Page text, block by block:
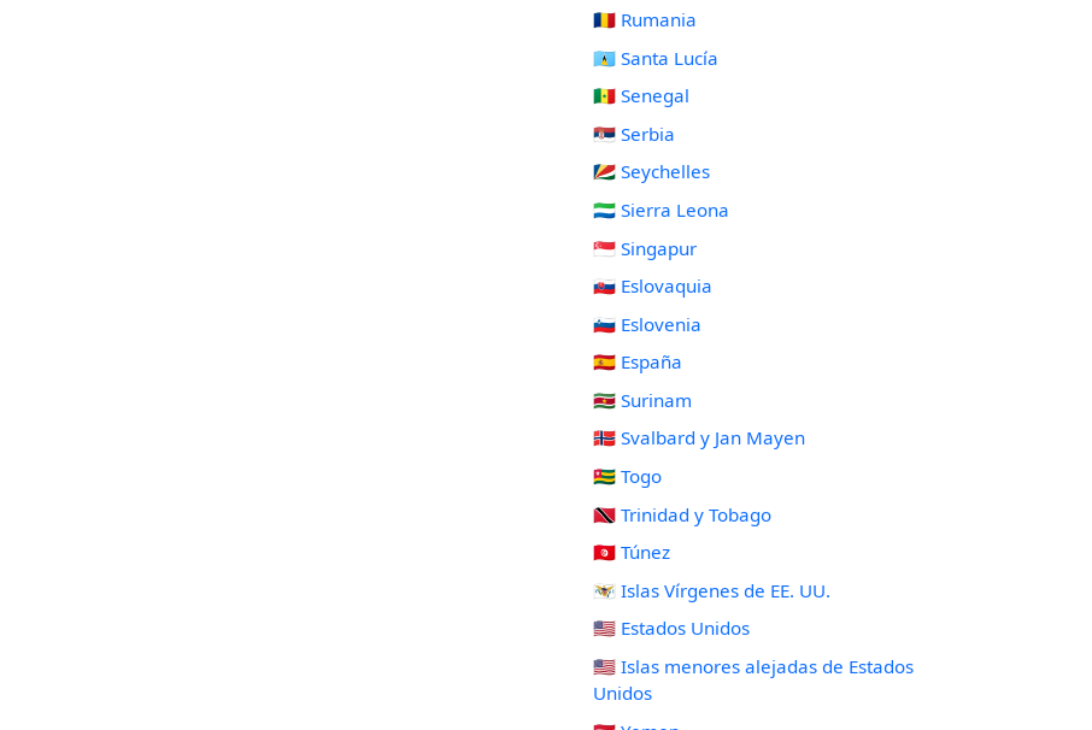
🇷🇴 Rumania
🇱🇨 Santa Lucía
🇸🇳 Senegal
🇷🇸 Serbia
🇸🇨 Seychelles
🇸🇱 Sierra Leona
🇸🇬 Singapur
🇸🇰 Eslovaquia
🇸🇮 Eslovenia
🇪🇸 España
🇸🇷 Surinam
🇸🇯 Svalbard y Jan Mayen
🇹🇬 Togo
🇹🇹 Trinidad y Tobago
🇹🇳 Túnez
🇻🇮 Islas Vírgenes de EE. UU.
🇺🇸 Estados Unidos
🇺🇲 Islas menores alejadas de Estados
Unidos